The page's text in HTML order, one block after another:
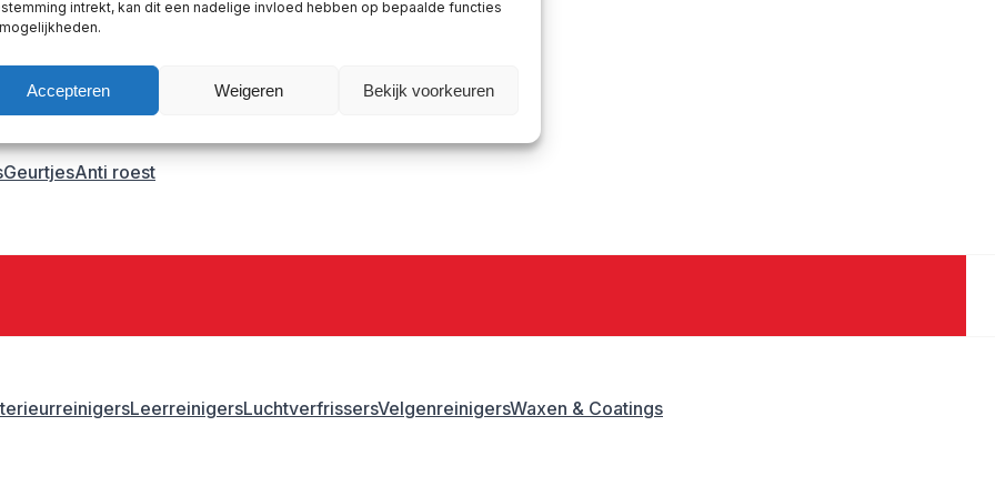
intrekt, kan dit een nadelige invloed hebben op bepaalde functies
Accepteren Weigeren Bekijk voorkeuren
primer
GeurtjesAnti roest
LeerreinigersLuchtverfrissersVelgenreinigersWaxen & Coatings